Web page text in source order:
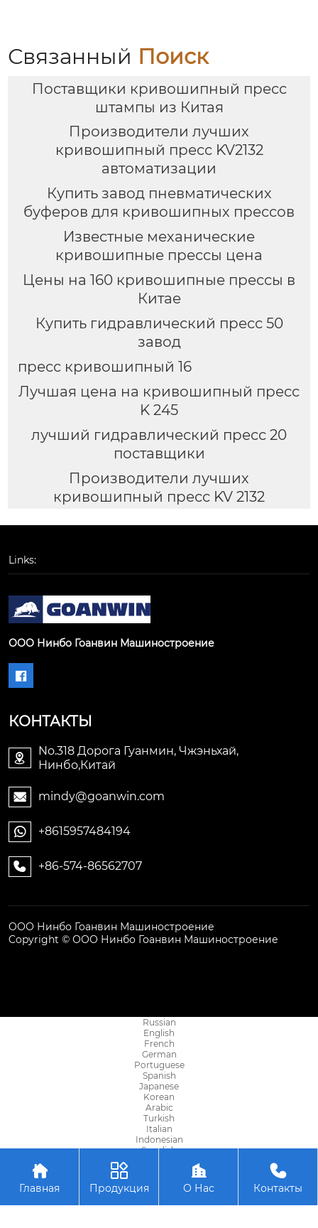
Связанный Поиск
Поставщики кривошипный пресс
штампы из Китая
Производители лучших
кривошипный пресс KV2132
автоматизации
Купить завод пневматических
буферов для кривошипных прессов
Известные механические
кривошипные прессы цена
Цены на 160 кривошипные прессы в
Китае
Купить гидравлический пресс 50
завод
пресс кривошипный 16
Лучшая цена на кривошипный пресс
K 245
лучший гидравлический пресс 20
поставщики
Производители лучших
кривошипный пресс KV 2132
Links:
ООО Нинбо Гоанвин Машиностроение

КОНТАКТЫ

No.318 Дорога Гуанмин, Чжэньхай,
Нинбо,Китай
 mindy@goanwin.com
 +8615957484194
 +86-574-86562707
ООО Нинбо Гоанвин Машиностроение
Copyright © ООО Нинбо Гоанвин Машиностроение

Главная

Продукция

О Нас

Контакты
Russian
English
French
German
Portuguese
Spanish
Japanese
Korean
Arabic
Turkish
Italian
Indonesian
Swedish
Bosnian
Bulgarian